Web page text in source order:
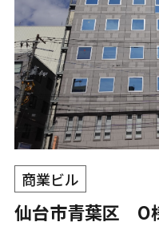
商業ビル
仙台市青葉区 O